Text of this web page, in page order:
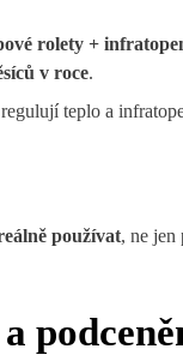
rolety +
v roce.
teplo a
používat, ne jen